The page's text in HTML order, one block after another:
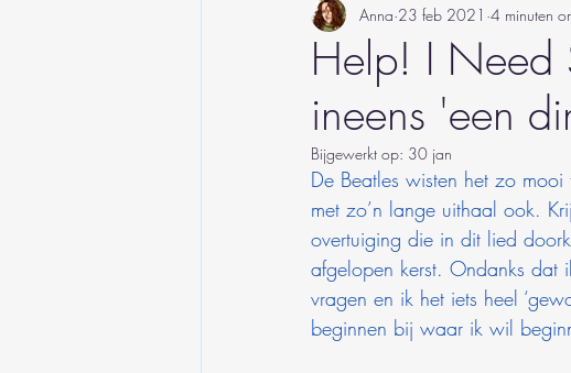
Help! I Need
ineens 'een
Anna 23 feb 2021 4 minuten
Bijgewerkt op: 30 jan
De Beatles wisten het zo
met zo’n lange uithaal ook.
overtuiging die in dit lied
afgelopen kerst. Ondanks dat
vragen en ik het iets heel
beginnen bij waar ik wil